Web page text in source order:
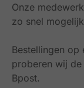
Onze
zo snel
Bestellingen op
proberen wij
Bpost.